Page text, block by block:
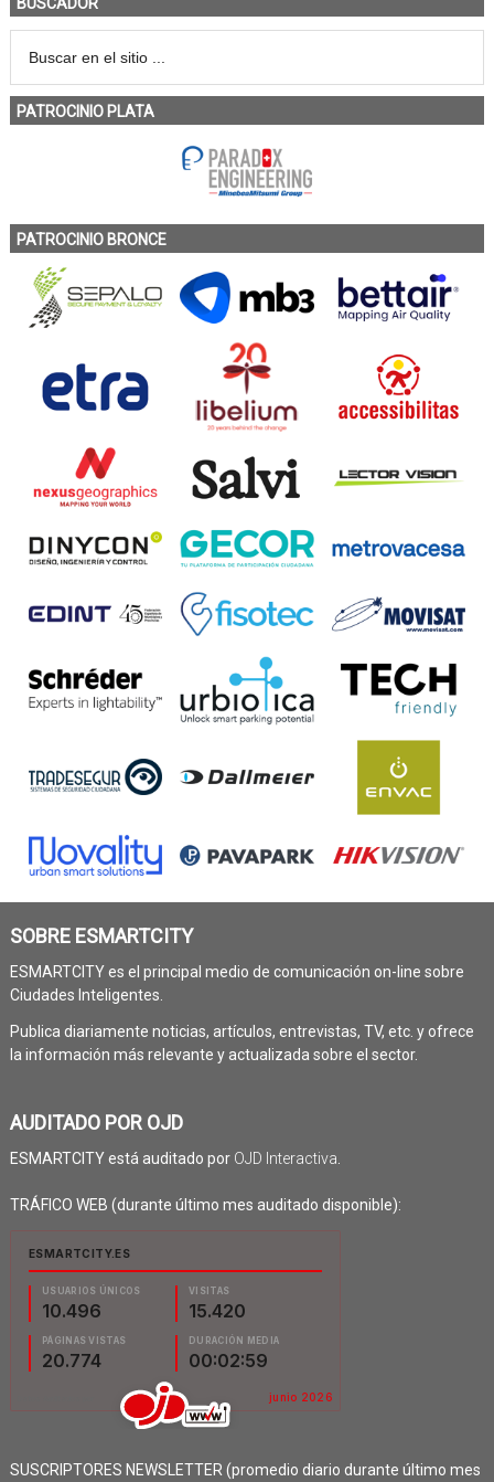
PATROCINIO PLATA
PATROCINIO BRONCE
SOBRE ESMARTCITY
ESMARTCITY es el principal medio de comunicación on-line sobre
Ciudades Inteligentes.
Publica diariamente noticias, artículos, entrevistas, TV, etc. y ofrece
la información más relevante y actualizada sobre el sector.
AUDITADO POR OJD
ESMARTCITY está auditado por OJD Interactiva
TRÁFICO WEB (durante último mes auditado disponible):
SUSCRIPTORES NEWSLETTER (promedio diario durante último mes